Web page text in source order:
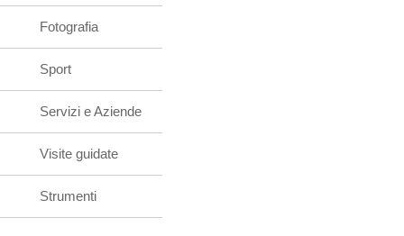
Fotografia
Sport
Servizi e Aziende
Visite guidate
Strumenti